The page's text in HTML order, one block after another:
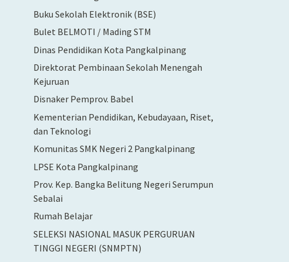
Buku Sekolah Elektronik (BSE)
Bulet BELMOTI / Mading STM
Dinas Pendidikan Kota Pangkalpinang
Direktorat Pembinaan Sekolah Menengah
Kejuruan
Disnaker Pemprov. Babel
Kementerian Pendidikan, Kebudayaan, Riset,
dan Teknologi
Komunitas SMK Negeri 2 Pangkalpinang
LPSE Kota Pangkalpinang
Prov. Kep. Bangka Belitung Negeri Serumpun
Sebalai
Rumah Belajar
SELEKSI NASIONAL MASUK PERGURUAN
TINGGI NEGERI (SNMPTN)